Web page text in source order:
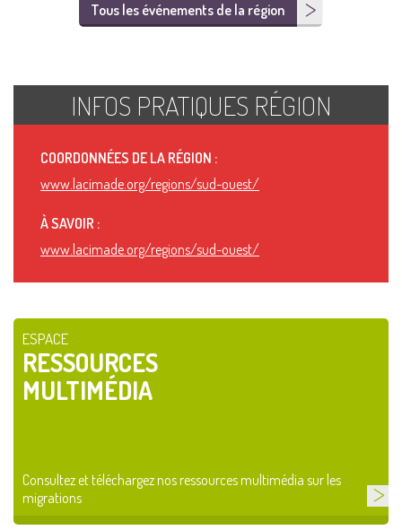
Tous les événements de la région
INFOS PRATIQUES RÉGION
COORDONNÉES DE LA RÉGION :
www.lacimade.org/regions/sud-ouest/
À SAVOIR :
www.lacimade.org/regions/sud-ouest/
ESPACE
RESSOURCES
MULTIMÉDIA
Consultez et téléchargez nos ressources multimédia sur les
migrations